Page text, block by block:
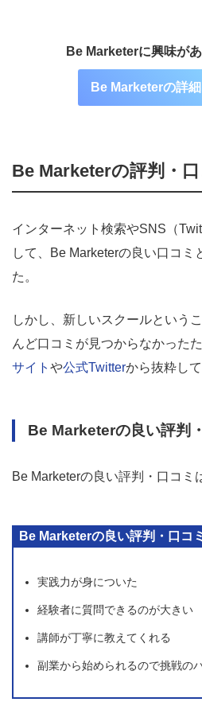
Be Marketerに興味が
Be Marketerの詳
Be Marketerの評判・口
インターネット検索やSNS（
して、Be Marketerの良い口コミ
た。
しかし、新しいスクールという
んど口コミが見つからなかったた
サイト や公式Twitterから抜粋して
Be Marketerの良い評判
Be Marketerの良い評判・口コミ
Be Marketerの良い評判・口コミ
実践力が身についた
経験者に質問できるのが大きい
講師が丁寧に教えてくれる
副業から始められるので挑戦の